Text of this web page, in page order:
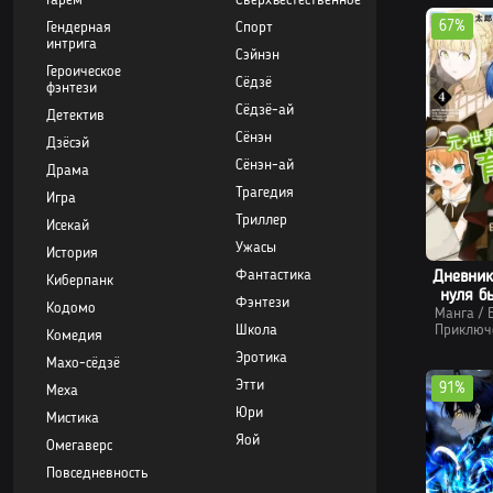
нуля
Манга/
67%
91%
Гендерная
интрига
Героическое
фэнтези
Детектив
Дзёсэй
Драма
Игра
Исекай
История
Киберпанк
Кодомо
Комедия
Махо-сёдзё
Меха
Мистика
Омегаверс
Повседневность
Спорт
Сэйнэн
Сёдзё
Сёдзё-ай
Сёнэн
Сёнэн-ай
Трагедия
Триллер
Ужасы
Фантастика
Фэнтези
Школа
Эротика
Этти
Юри
Яой